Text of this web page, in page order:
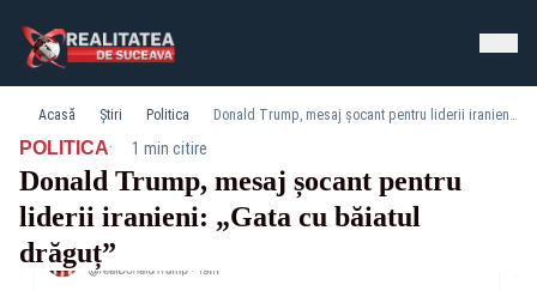
Acasă Știri Politica Donald Trump, mesaj șocant pentru liderii iranieni: „Gata cu băiatul drăguț”
POLITICA· 1 min citire
Donald Trump, mesaj șocant pentru
liderii iranieni: „Gata cu băiatul
drăguț”